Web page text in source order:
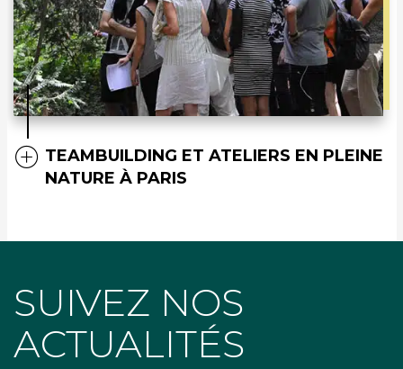
TEAMBUILDING ET ATELIERS EN PLEINE
NATURE À PARIS
SUIVEZ NOS
ACTUALITÉS